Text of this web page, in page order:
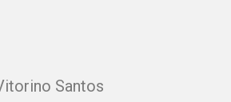
Santos